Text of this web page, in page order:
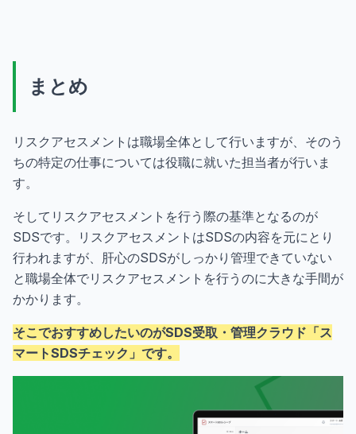
まとめ
リスクアセスメントは職場全体として行いますが、そのう
ちの特定の仕事については役職に就いた担当者が行いま
す。
そしてリスクアセスメントを行う際の基準となるのが
SDSです。リスクアセスメントはSDSの内容を元にとり
行われますが、肝心のSDSがしっかり管理できていない
と職場全体でリスクアセスメントを行うのに大きな手間が
かかります。
そこでおすすめしたいのがSDS受取・管理クラウド「ス
マートSDSチェック」です。